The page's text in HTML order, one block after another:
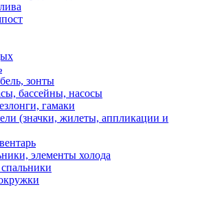
зонты
бассейны, насосы
гамаки
(значки, жилеты, аппликации и
элементы холода